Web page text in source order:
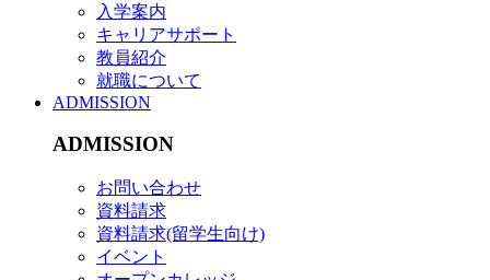
入学案内
キャリアサポート
教員紹介
就職について
ADMISSION
ADMISSION
お問い合わせ
資料請求
資料請求(留学生向け)
イベント